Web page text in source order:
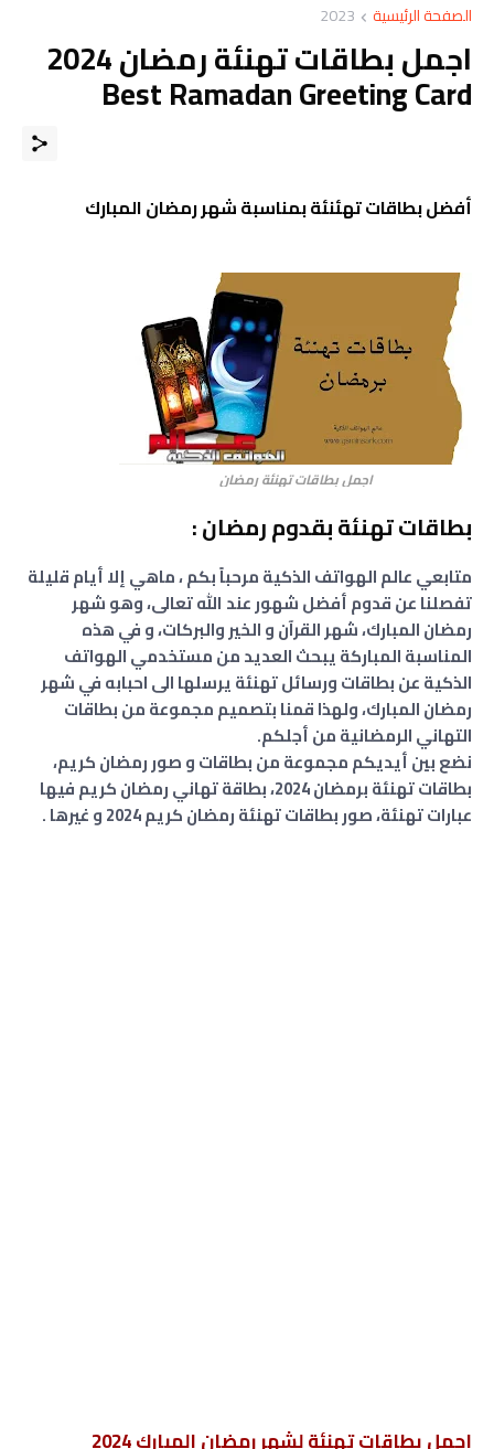
الصفحة الرئيسية 2023
اجمل بطاقات تهنئة رمضان 2024
Best Ramadan Greeting Card
أفضل بطاقات تهئنئة بمناسبة شهر رمضان المبارك
اجمل بطاقات تهنئة رمضان
بطاقات تهنئة بقدوم رمضان :
متابعي عالم الهواتف الذكية مرحباً بكم ، ماهي إلا أيام قليلة
تفصلنا عن قدوم أفضل شهور عند الله تعالى، وهو شهر
رمضان المبارك، شهر القرآن و الخير والبركات، و في هذه
المناسبة المباركة يبحث العديد من مستخدمي الهواتف
الذكية عن بطاقات ورسائل تهنئة يرسلها الى احبابه في شهر
رمضان المبارك، ولهذا قمنا بتصميم مجموعة من بطاقات
التهاني الرمضانية من أجلكم.
نضع بين أيديكم مجموعة من بطاقات و صور رمضان كريم،
بطاقات تهنئة برمضان 2024، بطاقة تهاني رمضان كريم فيها
عبارات تهنئة، صور بطاقات تهنئة رمضان كريم 2024 و غيرها .
اجمل بطاقات تهنئة لشهر رمضان المبارك 2024